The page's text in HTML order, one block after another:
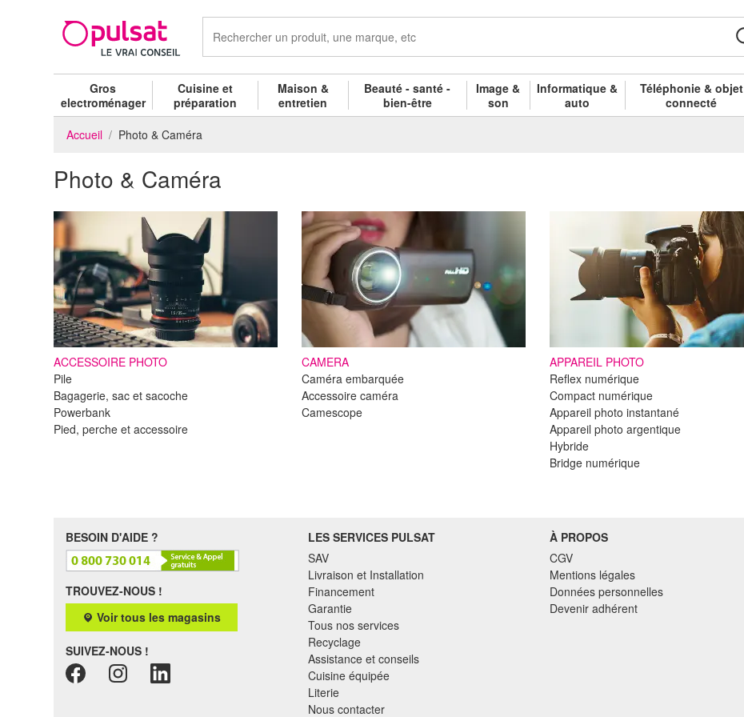
Gros
electroménager
Cuisine et
préparation
Maison &
entretien
Beauté - santé -
bien-être
Image &
son
Informatique &
auto
Téléphonie & objet
connecté
Accueil Photo & Caméra
Photo & Caméra
ACCESSOIRE PHOTO
Pile
Bagagerie, sac et sacoche
Powerbank
Pied, perche et accessoire
CAMERA
Caméra embarquée
Accessoire caméra
Camescope
APPAREIL PHOTO
Reflex numérique
Compact numérique
Appareil photo instantané
Appareil photo argentique
Hybride
Bridge numérique
BESOIN D'AIDE ?
TROUVEZ-NOUS !
Voir tous les magasins
SUIVEZ-NOUS !
LES SERVICES PULSAT
SAV
Livraison et Installation
Financement
Garantie
Tous nos services
Recyclage
Assistance et conseils
Cuisine équipée
Literie
Nous contacter
À PROPOS
CGV
Mentions légales
Données personnelles
Devenir adhérent